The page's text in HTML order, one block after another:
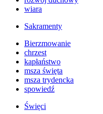
wiara
Sakramenty
Bierzmowanie
chrzest
kapłaństwo
msza święta
msza trydencka
spowiedź
Święci